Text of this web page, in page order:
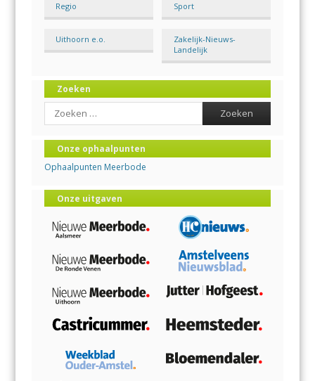
Regio Sport
Uithoorn e.o.
Zakelijk-Nieuws-
Landelijk
Zoeken
Search
Onze ophaalpunten
Ophaalpunten Meerbode
Onze uitgaven